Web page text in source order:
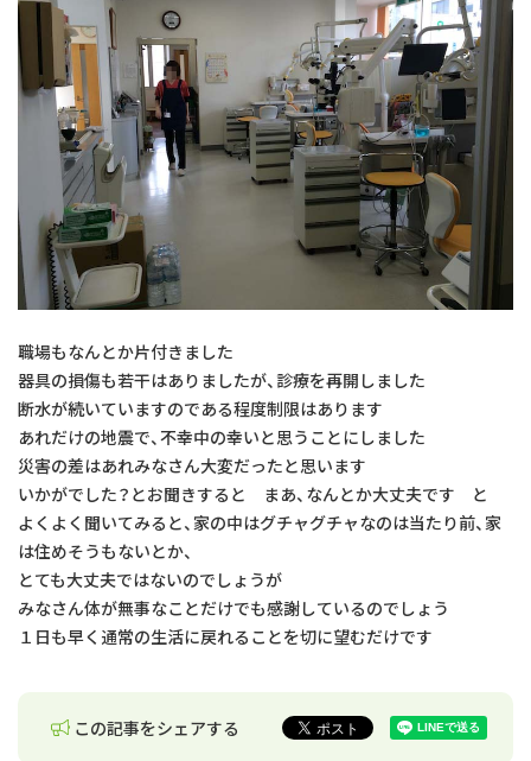
職場もなんとか片付きました
器具の損傷も若干はありましたが、診療を再開しました
断水が続いていますのである程度制限はあります
あれだけの地震で、不幸中の幸いと思うことにしました
災害の差はあれみなさん大変だったと思います
いかがでした？とお聞きすると まあ、なんとか大丈夫です と
よくよく聞いてみると、家の中はグチャグチャなのは当たり前、家
は住めそうもないとか、
とても大丈夫ではないのでしょうが
みなさん体が無事なことだけでも感謝しているのでしょう
１日も早く通常の生活に戻れることを切に望むだけです
この記事をシェアする
院長のボヤキ
交通アクセス
お問い合わせ
予約のお電話はこちらから
tel.096-389-8885（受付時間：9:00-18:30）